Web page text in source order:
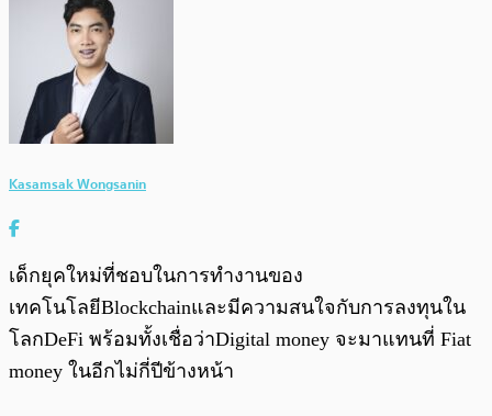
Kasamsak Wongsanin
เด็กยุคใหม่ที่ชอบในการทำงานของ
เทคโนโลยีBlockchainและมีความสนใจกับการลงทุนใน
โลกDeFi พร้อมทั้งเชื่อว่าDigital money จะมาแทนที่ Fiat
money ในอีกไม่กี่ปีข้างหน้า